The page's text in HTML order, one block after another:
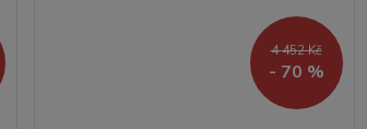
4 452 Kč
- 70 %